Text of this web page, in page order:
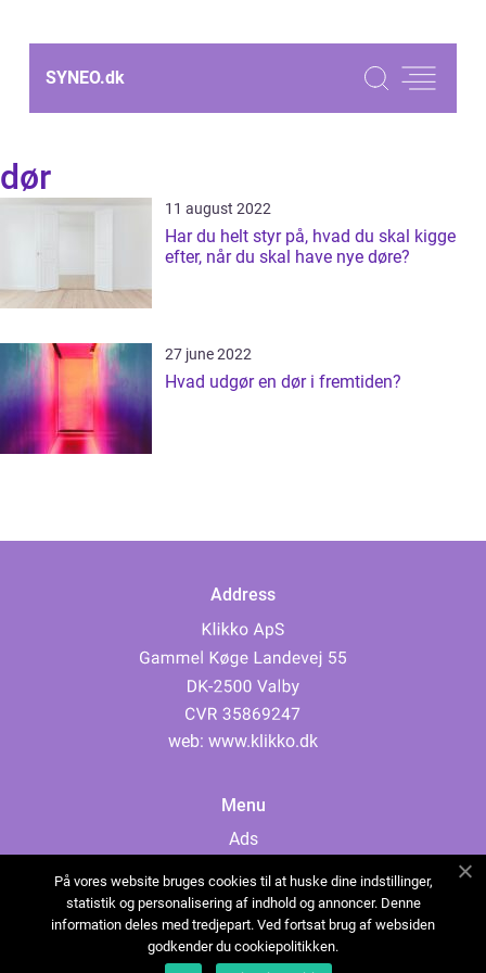
SYNEO.dk
dør
11 august 2022
Har du helt styr på, hvad du skal kigge
efter, når du skal have nye døre?
27 june 2022
Hvad udgør en dør i fremtiden?
Address
web: www.klikko.dk
Menu
Ads
Cookies
Contact
Sitemap
På vores website bruges cookies til at huske dine indstillinger,
statistik og personalisering af indhold og annoncer. Denne
information deles med tredjepart. Ved fortsat brug af websiden
godkender du cookiepolitikken.